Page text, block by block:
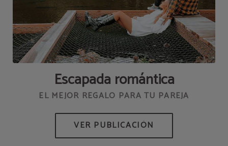
Escapada romántica
EL MEJOR REGALO PARA TU PAREJA